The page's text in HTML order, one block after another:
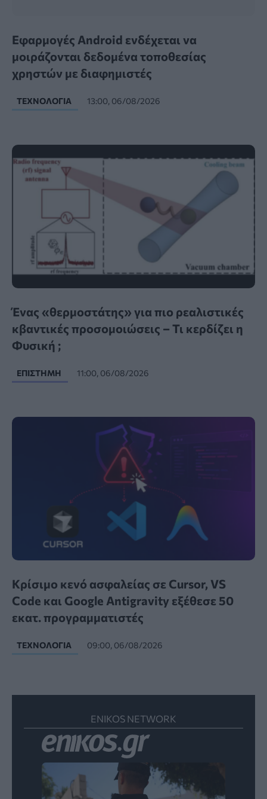
Εφαρμογές Android ενδέχεται να
μοιράζονται δεδομένα τοποθεσίας
χρηστών με διαφημιστές
ΤΕΧΝΟΛΟΓΊΑ 13:00, 06/08/2026
Ένας «θερμοστάτης» για πιο ρεαλιστικές
κβαντικές προσομοιώσεις – Τι κερδίζει η
Φυσική ;
ΕΠΙΣΤΉΜΗ 11:00, 06/08/2026
Κρίσιμο κενό ασφαλείας σε Cursor, VS
Code και Google Antigravity εξέθεσε 50
εκατ. προγραμματιστές
ΤΕΧΝΟΛΟΓΊΑ 09:00, 06/08/2026
ENIKOS NETWORK